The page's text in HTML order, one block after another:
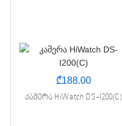
₾188.00
კამერა HiWatch DS-I200(C)